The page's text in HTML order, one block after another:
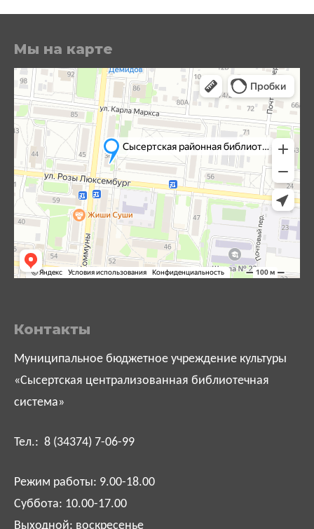
Мы на карте
Контакты
Муниципальное бюджетное учреждение культуры
«Сысертская централизованная библиотечная
система»
Тел.: 8 (34374) 7-06-99
Режим работы: 9.00-18.00
Суббота: 10.00-17.00
Выходной: воскресенье